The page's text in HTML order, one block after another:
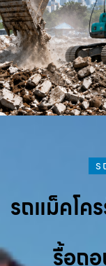
รถแม็คโค
รื้อถ